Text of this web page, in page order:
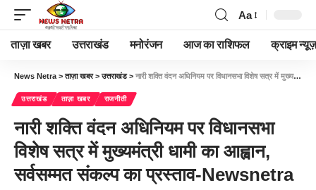
Aa
ताज़ा खबर उत्तराखंड मनोरंजन आज का राशिफल क्राइम न्यूज़
News Netra >ताज़ा खबर>उत्तराखंड> नारी शक्ति वंदन अधिनियम पर विधानसभा विशेष सत्र में मुख्यमंत्री धामी का आह्वान, सर्वसम्मत संकल्प का प्रस्ताव-Newsnetra
उत्तराखंड ताज़ा खबर राजनीती
नारी शक्ति वंदन अधिनियम पर विधानसभा
विशेष सत्र में मुख्यमंत्री धामी का आह्वान,
सर्वसम्मत संकल्प का प्रस्ताव-Newsnetra